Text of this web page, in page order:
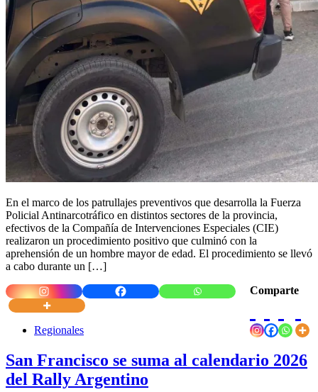
En el marco de los patrullajes preventivos que desarrolla la Fuerza
Policial Antinarcotráfico en distintos sectores de la provincia,
efectivos de la Compañía de Intervenciones Especiales (CIE)
realizaron un procedimiento positivo que culminó con la
aprehensión de un hombre mayor de edad. El procedimiento se llevó
a cabo durante un […]
Comparte
Regionales
San Francisco se suma al calendario 2026
del Rally Argentino